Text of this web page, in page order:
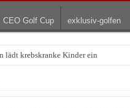
CEO Golf Cup exklusiv-golfen
lädt krebskranke Kinder ein
wurde